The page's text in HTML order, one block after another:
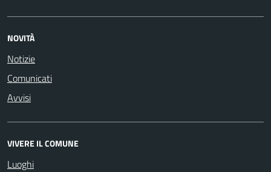
NOVITÀ
Notizie
Comunicati
Avvisi
VIVERE IL COMUNE
Luoghi